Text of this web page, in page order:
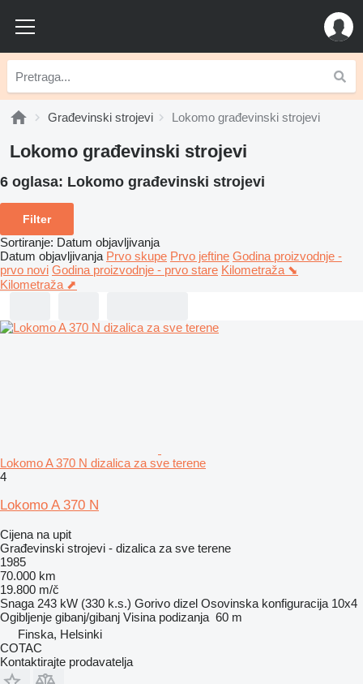
Građevinski strojevi Lokomo građevinski strojevi
Lokomo građevinski strojevi
6 oglasa: Lokomo građevinski strojevi
Filter
Sortiranje: Datum objavljivanja
Datum objavljivanja Prvo skupe Prvo jeftine Godina proizvodnje -
prvo novi Godina proizvodnje - prvo stare Kilometraža ⬊
Kilometraža ⬈
Lokomo A 370 N dizalica za sve terene
4
Lokomo A 370 N
Cijena na upit
Građevinski strojevi - dizalica za sve terene
1985
70.000 km
19.800 m/č
Snaga 243 kW (330 k.s.) Gorivo dizel Osovinska konfiguracija 10x4
Ogibljenje gibanj/gibanj Visina podizanja 60 m
Finska, Helsinki
COTAC
Kontaktirajte prodavatelja